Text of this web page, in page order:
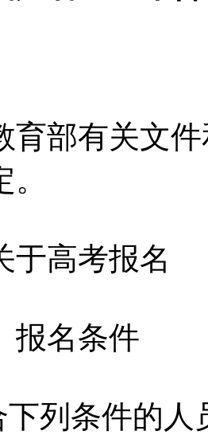
部有关文件
高考报名
名条件
条件的人